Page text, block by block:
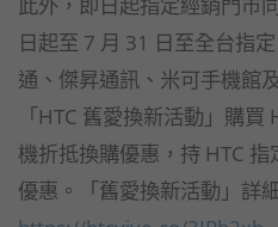
日起至 7 月 31 日至全台指
通、傑昇通訊、米可手機館
「HTC 舊愛換新活動」購
機折抵換購優惠，持 HTC
優惠。「舊愛換新活動」詳